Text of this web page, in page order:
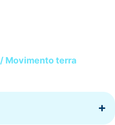
/ Movimento terra